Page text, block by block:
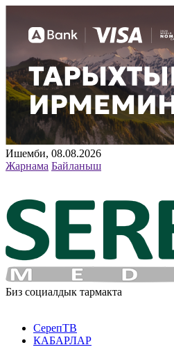
Ишемби, 08.08.2026
Жарнама Байланыш
Биз социалдык тармакта
СерепТВ
КАБАРЛАР